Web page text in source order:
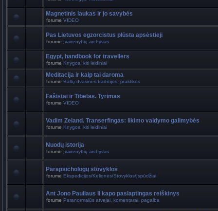
Magnetinis laukas ir jo savybės
forume VIDEO
Pas Lietuvos egzorcistus plūsta apsėstieji
forume Įvairenybių archyvas
Egypt, handbook for travellers
forume Knygos. kiti leidiniai
Meditacija ir kaip tai daroma
forume Baltų dvasinės tradicijos, praktikos
Fašistai ir Tibetas. Tyrimas
forume VIDEO
Vadim Zeland. Transerfingas: likimo valdymo galimybės
forume Knygos. kiti leidiniai
Nuodų istorija
forume Įvairenybių archyvas
Parapsichologų stovyklos
forume Ekspedicijos/Kelionės/Stovyklos/Įspūdžiai
Ant Jono Pauliaus II kapo paslaptingas reiškinys
forume Paranormalūs atvejai, komentarai, pagalba